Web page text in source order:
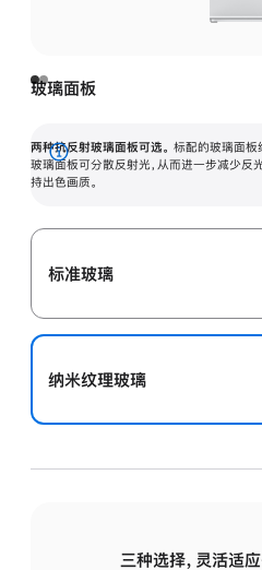
玻璃面板
两种抗反射玻璃面板可选。 标配的玻璃面板
玻璃面板可分散反射光，从而进一步减少反
持出色画质。
展
开
标准玻璃
纳米纹理玻璃
三种选择，灵活适